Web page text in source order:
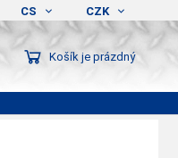
CS CZK
Košík je prázdný